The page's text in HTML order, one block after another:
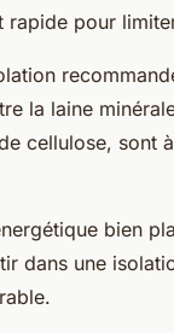
rapide pour
la laine
cellulose, sont
bien
dans une